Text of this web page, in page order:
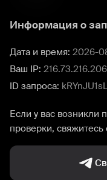
Информация о
Дата и время: 2026-
Ваш IP: 216.73.216.206
ID запроса:
Если у вас
проверки,